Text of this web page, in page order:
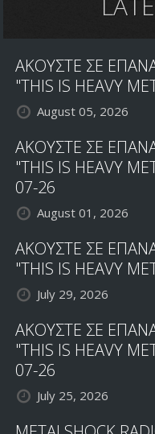
ΑΚΟΥΣΤΕ ΣΕ
"THIS IS HEAVY
August 05, 2026
ΑΚΟΥΣΤΕ ΣΕ
"THIS IS HEAVY
07-26
August 01, 2026
ΑΚΟΥΣΤΕ ΣΕ
"THIS IS HEAVY
July 29, 2026
ΑΚΟΥΣΤΕ ΣΕ
"THIS IS HEAVY
07-26
July 25, 2026